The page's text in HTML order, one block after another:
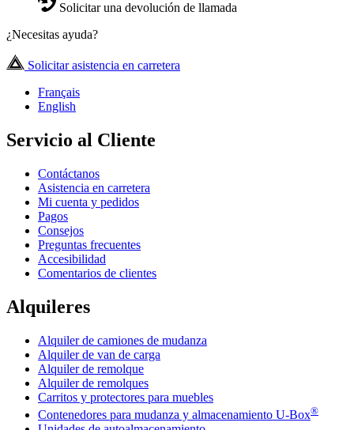
Solicitar una devolución de llamada
¿Necesitas ayuda?
Solicitar asistencia en carretera
Français
English
Servicio al Cliente
Contáctanos
Asistencia en carretera
Mi cuenta y pedidos
Pagos
Consejos
Preguntas frecuentes
Accesibilidad
Comentarios de clientes
Alquileres
Alquiler de camiones de mudanza
Alquiler de van de carga
Alquiler de remolque
Alquiler de remolques
Carritos y protectores para muebles
Contenedores para mudanza y almacenamiento U-Box®